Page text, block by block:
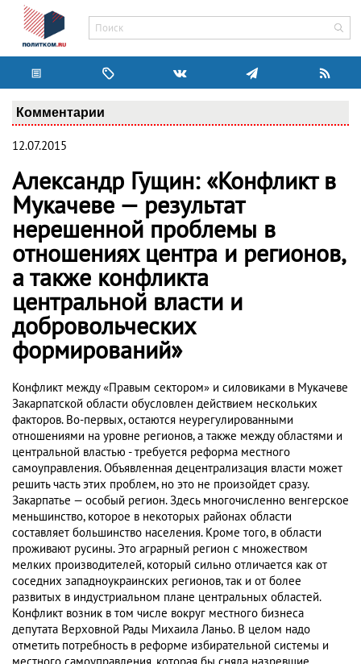
Комментарии
12.07.2015
Александр Гущин: «Конфликт в
Мукачеве — результат
нерешенной проблемы в
отношениях центра и регионов,
а также конфликта
центральной власти и
добровольческих
формирований»
Конфликт между «Правым сектором» и силовиками в Мукачеве
Закарпатской области обусловлен действием нескольких
факторов. Во-первых, остаются неурегулированными
отношениями на уровне регионов, а также между областями и
центральной властью - требуется реформа местного
самоуправления. Объявленная децентрализация власти может
решить часть этих проблем, но это не произойдет сразу.
Закарпатье — особый регион. Здесь многочисленно венгерское
меньшинство, которое в некоторых районах области
составляет большинство населения. Кроме того, в области
проживают русины. Это аграрный регион с множеством
мелких производителей, который сильно отличается как от
соседних западноукраинских регионов, так и от более
развитых в индустриальном плане центральных областей.
Конфликт возник в том числе вокруг местного бизнеса
депутата Верховной Рады Михаила Ланьо. В целом надо
отметить потребность в реформе избирательной системы и